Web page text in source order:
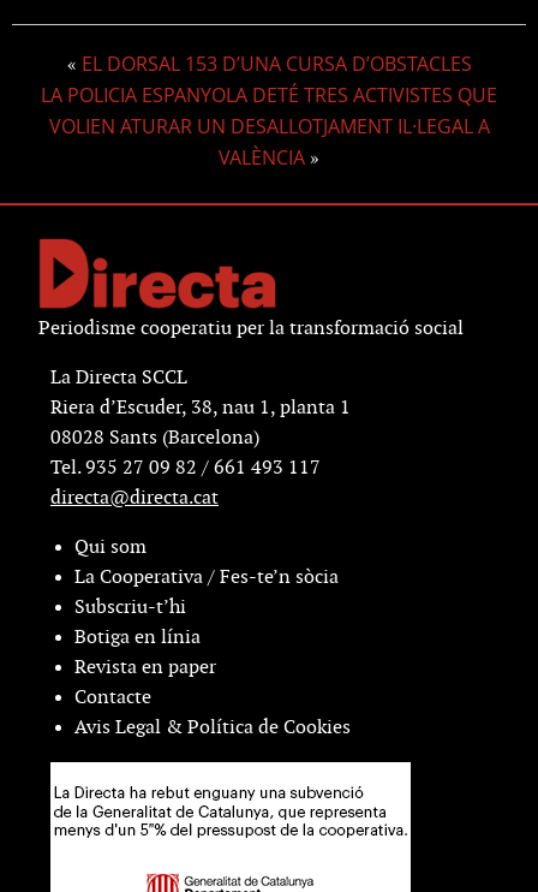
« EL DORSAL 153 D’UNA CURSA D’OBSTACLES
LA POLICIA ESPANYOLA DETÉ TRES ACTIVISTES QUE
VOLIEN ATURAR UN DESALLOTJAMENT IL·LEGAL A
VALÈNCIA »
Periodisme cooperatiu per la transformació social
La Directa SCCL
Riera d’Escuder, 38, nau 1, planta 1
08028 Sants (Barcelona)
Tel. 935 27 09 82 / 661 493 117
directa@directa.cat
Qui som
La Cooperativa / Fes-te’n sòcia
Subscriu-t’hi
Botiga en línia
Revista en paper
Contacte
Avis Legal & Política de Cookies